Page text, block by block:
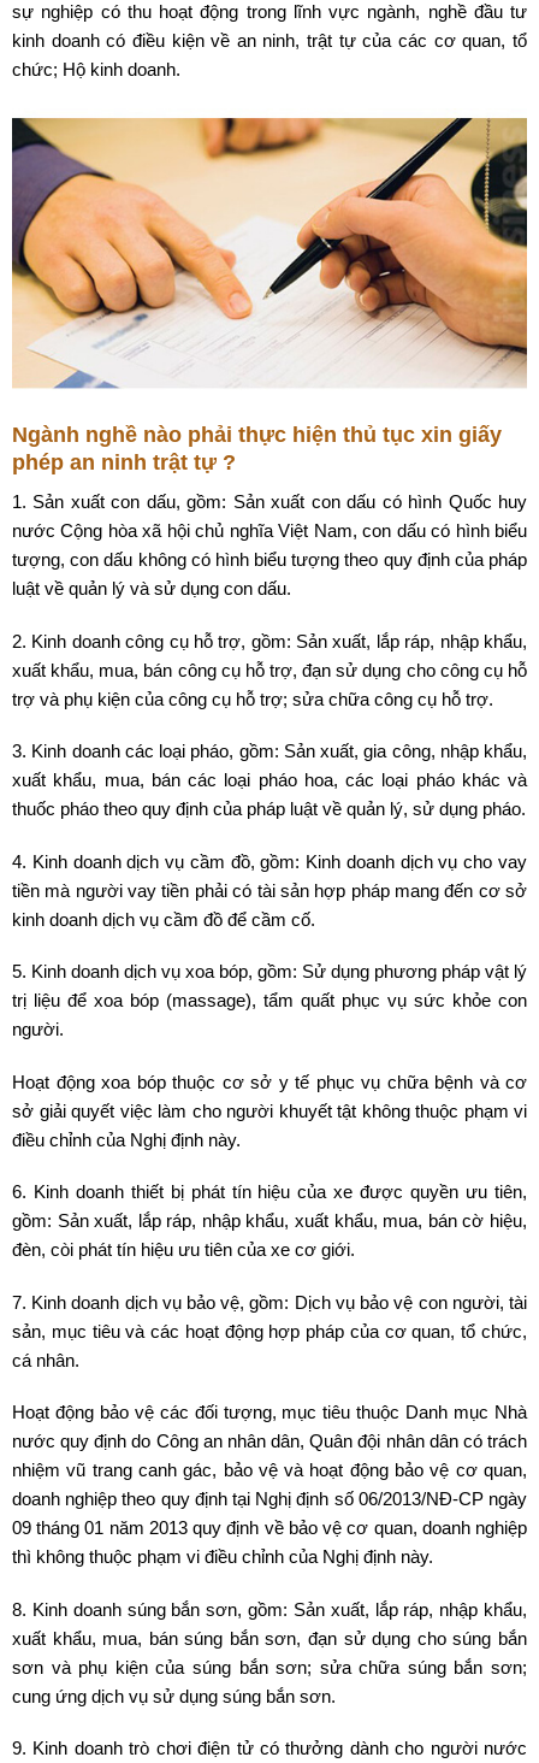
sự nghiệp có thu hoạt động trong lĩnh vực ngành, nghề đầu tư
kinh doanh có điều kiện về an ninh, trật tự của các cơ quan, tổ
chức; Hộ kinh doanh.
Ngành nghề nào phải thực hiện thủ tục xin giấy
phép an ninh trật tự ?
1. Sản xuất con dấu, gồm: Sản xuất con dấu có hình Quốc huy
nước Cộng hòa xã hội chủ nghĩa Việt Nam, con dấu có hình biểu
tượng, con dấu không có hình biểu tượng theo quy định của pháp
luật về quản lý và sử dụng con dấu.
2. Kinh doanh công cụ hỗ trợ, gồm: Sản xuất, lắp ráp, nhập khẩu,
xuất khẩu, mua, bán công cụ hỗ trợ, đạn sử dụng cho công cụ hỗ
trợ và phụ kiện của công cụ hỗ trợ; sửa chữa công cụ hỗ trợ.
3. Kinh doanh các loại pháo, gồm: Sản xuất, gia công, nhập khẩu,
xuất khẩu, mua, bán các loại pháo hoa, các loại pháo khác và
thuốc pháo theo quy định của pháp luật về quản lý, sử dụng pháo.
4. Kinh doanh dịch vụ cầm đồ, gồm: Kinh doanh dịch vụ cho vay
tiền mà người vay tiền phải có tài sản hợp pháp mang đến cơ sở
kinh doanh dịch vụ cầm đồ để cầm cố.
5. Kinh doanh dịch vụ xoa bóp, gồm: Sử dụng phương pháp vật lý
trị liệu để xoa bóp (massage), tẩm quất phục vụ sức khỏe con
người.
Hoạt động xoa bóp thuộc cơ sở y tế phục vụ chữa bệnh và cơ
sở giải quyết việc làm cho người khuyết tật không thuộc phạm vi
điều chỉnh của Nghị định này.
6. Kinh doanh thiết bị phát tín hiệu của xe được quyền ưu tiên,
gồm: Sản xuất, lắp ráp, nhập khẩu, xuất khẩu, mua, bán cờ hiệu,
đèn, còi phát tín hiệu ưu tiên của xe cơ giới.
7. Kinh doanh dịch vụ bảo vệ, gồm: Dịch vụ bảo vệ con người, tài
sản, mục tiêu và các hoạt động hợp pháp của cơ quan, tổ chức,
cá nhân.
Hoạt động bảo vệ các đối tượng, mục tiêu thuộc Danh mục Nhà
nước quy định do Công an nhân dân, Quân đội nhân dân có trách
nhiệm vũ trang canh gác, bảo vệ và hoạt động bảo vệ cơ quan,
doanh nghiệp theo quy định tại Nghị định số 06/2013/NĐ-CP ngày
09 tháng 01 năm 2013 quy định về bảo vệ cơ quan, doanh nghiệp
thì không thuộc phạm vi điều chỉnh của Nghị định này.
8. Kinh doanh súng bắn sơn, gồm: Sản xuất, lắp ráp, nhập khẩu,
xuất khẩu, mua, bán súng bắn sơn, đạn sử dụng cho súng bắn
sơn và phụ kiện của súng bắn sơn; sửa chữa súng bắn sơn;
cung ứng dịch vụ sử dụng súng bắn sơn.
9. Kinh doanh trò chơi điện tử có thưởng dành cho người nước